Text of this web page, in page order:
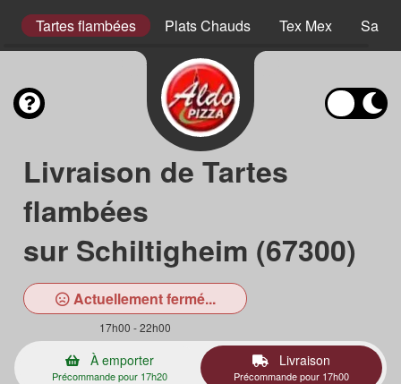
Tartes flambées Plats Chauds Tex Mex
Livraison de Tartes
flambées
sur Schiltigheim (67300)
Actuellement fermé...
17h00 - 22h00
À emporter
Précommande pour 17h20
Livraison
Précommande pour 17h00